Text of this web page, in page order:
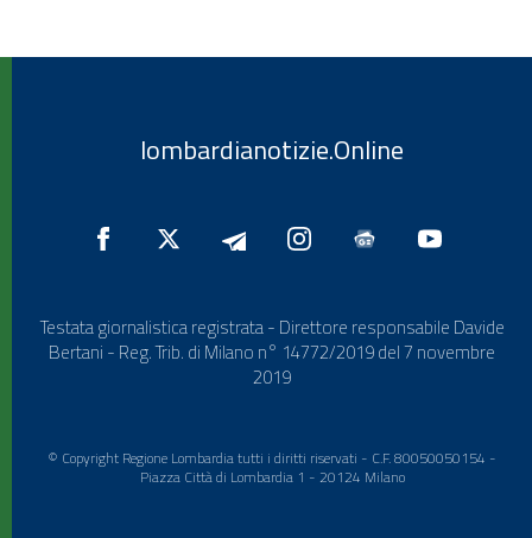
lombardianotizie.Online
Testata giornalistica registrata - Direttore responsabile Davide
Bertani - Reg. Trib. di Milano n° 14772/2019 del 7 novembre
2019
© Copyright Regione Lombardia tutti i diritti riservati - C.F. 80050050154 -
Piazza Città di Lombardia 1 - 20124 Milano